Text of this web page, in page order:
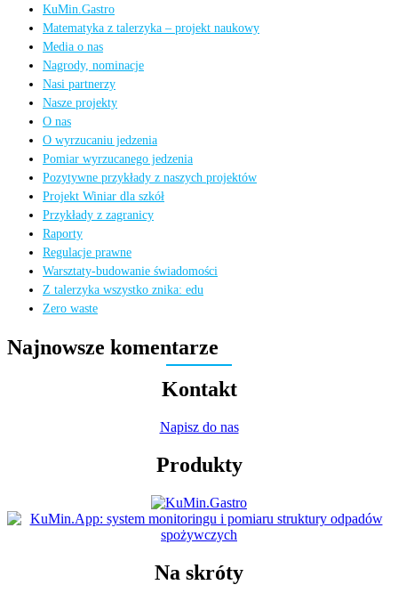
KuMin.Gastro
Matematyka z talerzyka – projekt naukowy
Media o nas
Nagrody, nominacje
Nasi partnerzy
Nasze projekty
O nas
O wyrzucaniu jedzenia
Pomiar wyrzucanego jedzenia
Pozytywne przykłady z naszych projektów
Projekt Winiar dla szkół
Przykłady z zagranicy
Raporty
Regulacje prawne
Warsztaty-budowanie świadomości
Z talerzyka wszystko znika: edu
Zero waste
Najnowsze komentarze
Kontakt
Napisz do nas
Produkty
Na skróty